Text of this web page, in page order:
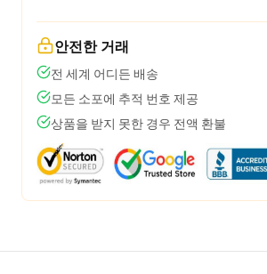
안전한 거래
전 세계 어디든 배송
모든 소포에 추적 번호 제공
상품을 받지 못한 경우 전액 환불